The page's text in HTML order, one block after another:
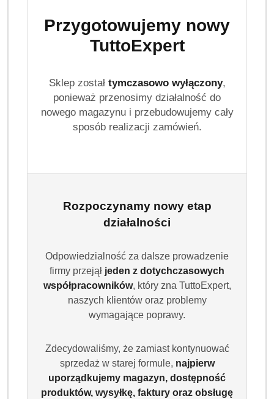
Przygotowujemy nowy
TuttoExpert
Sklep został tymczasowo wyłączony,
ponieważ przenosimy działalność do
nowego magazynu i przebudowujemy cały
sposób realizacji zamówień.
Rozpoczynamy nowy etap
działalności
Odpowiedzialność za dalsze prowadzenie
firmy przejął jeden z dotychczasowych
współpracowników, który zna TuttoExpert,
naszych klientów oraz problemy
wymagające poprawy.
Zdecydowaliśmy, że zamiast kontynuować
sprzedaż w starej formule, najpierw
uporządkujemy magazyn, dostępność
produktów, wysyłkę, faktury oraz obsługę